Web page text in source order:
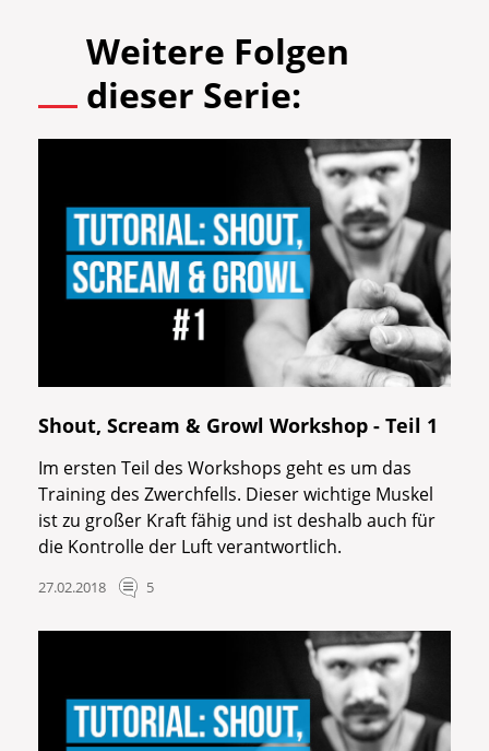
Weitere Folgen
dieser Serie:
Shout, Scream & Growl Workshop - Teil 1
Im ersten Teil des Workshops geht es um das
Training des Zwerchfells. Dieser wichtige Muskel
ist zu großer Kraft fähig und ist deshalb auch für
die Kontrolle der Luft verantwortlich.
27.02.2018 5